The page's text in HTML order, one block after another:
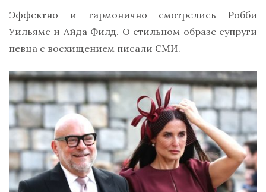
Эффектно и гармонично смотрелись Робби
Уильямс и Айда Филд. О стильном образе супруги
певца с восхищением писали СМИ.